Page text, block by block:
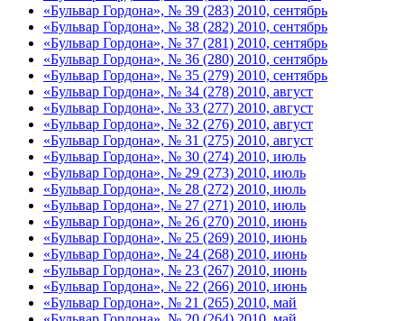
«Бульвар Гордона», № 39 (283) 2010, сентябрь
«Бульвар Гордона», № 38 (282) 2010, сентябрь
«Бульвар Гордона», № 37 (281) 2010, сентябрь
«Бульвар Гордона», № 36 (280) 2010, сентябрь
«Бульвар Гордона», № 35 (279) 2010, сентябрь
«Бульвар Гордона», № 34 (278) 2010, август
«Бульвар Гордона», № 33 (277) 2010, август
«Бульвар Гордона», № 32 (276) 2010, август
«Бульвар Гордона», № 31 (275) 2010, август
«Бульвар Гордона», № 30 (274) 2010, июль
«Бульвар Гордона», № 29 (273) 2010, июль
«Бульвар Гордона», № 28 (272) 2010, июль
«Бульвар Гордона», № 27 (271) 2010, июль
«Бульвар Гордона», № 26 (270) 2010, июнь
«Бульвар Гордона», № 25 (269) 2010, июнь
«Бульвар Гордона», № 24 (268) 2010, июнь
«Бульвар Гордона», № 23 (267) 2010, июнь
«Бульвар Гордона», № 22 (266) 2010, июнь
«Бульвар Гордона», № 21 (265) 2010, май